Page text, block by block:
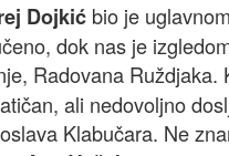
Dojkić bio je
dok nas je
Radovana
ali nedovoljno
Klabučara. Ne